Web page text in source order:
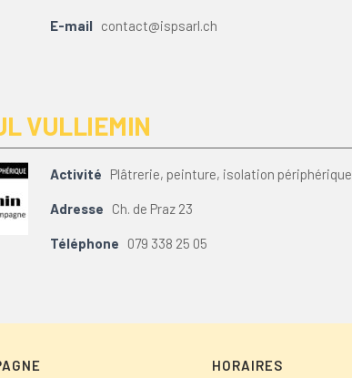
E-mail contact@ispsarl.ch
VULLIEMIN
Activité Plâtrerie, peinture, isolation périphérique
Adresse Ch. de Praz 23
Téléphone 079 338 25 05
HORAIRES